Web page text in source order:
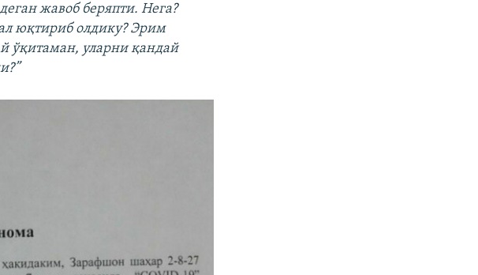
жавоб беряпти. Нега?
юқтириб олдику? Эрим
ўқитаман, уларни қандай